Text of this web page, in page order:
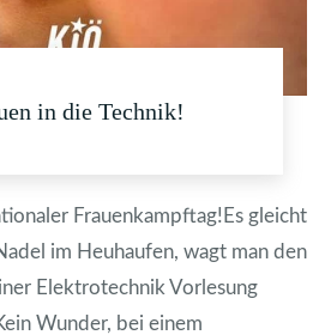
in die Technik!
Frauenkampftag!Es gleicht
im Heuhaufen, wagt man den
Elektrotechnik Vorlesung
Wunder, bei einem